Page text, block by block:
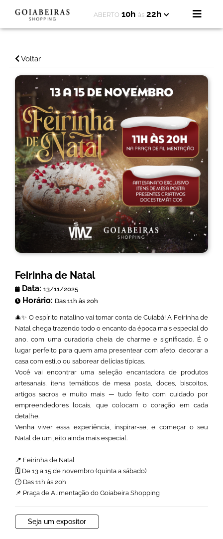
ABERTO 10h às 22h
Voltar
Feirinha de Natal
Data: 13/11/2025
Horário: Das 11h às 20h
🎄✨ O espírito natalino vai tomar conta de Cuiabá! A Feirinha de
Natal chega trazendo todo o encanto da época mais especial do
ano, com uma curadoria cheia de charme e significado. É o
lugar perfeito para quem ama presentear com afeto, decorar a
casa com estilo ou saborear delícias típicas.
Você vai encontrar uma seleção encantadora de produtos
artesanais, itens temáticos de mesa posta, doces, biscoitos,
artigos sacros e muito mais — tudo feito com cuidado por
empreendedores locais, que colocam o coração em cada
detalhe.
Venha viver essa experiência, inspirar-se, e começar o seu
Natal de um jeito ainda mais especial.
📍 Feirinha de Natal
🗓 De 13 a 15 de novembro (quinta a sábado)
🕒 Das 11h às 20h
📌 Praça de Alimentação do Goiabeira Shopping
Seja um expositor